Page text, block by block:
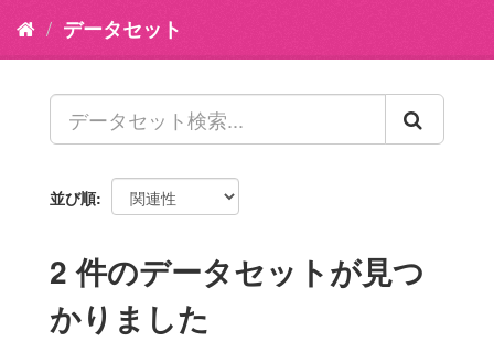
データセット
並び順
2 件のデータセットが見つ
かりました